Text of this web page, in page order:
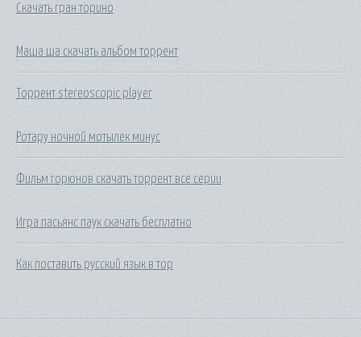
Скачать гран торино
Маша ша скачать альбом торрент
Торрент stereoscopic player
Ротару ночной мотылек минус
Фильм горюнов скачать торрент все серии
Игра пасьянс паук скачать бесплатно
Как поставить русский язык в тор